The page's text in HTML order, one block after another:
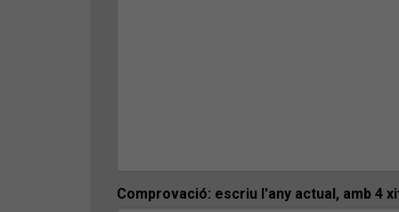
Comprovació: escriu l'any actual, amb 4